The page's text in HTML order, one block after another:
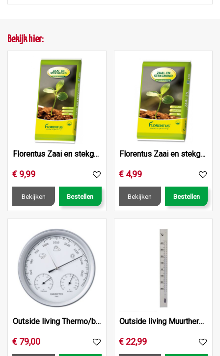
Bekijk hier:
Florentus Zaai en stekgrond 40L
€ 9,99
Bekijken Bestellen
Florentus Zaai en stekgrond 10L
€ 4,99
Bekijken Bestellen
Outside living Thermo/baro+vochtigheidsmeter d20cm
€ 79,00
Outside living Muurthermometer kelvin 13 aluminium
€ 22,99